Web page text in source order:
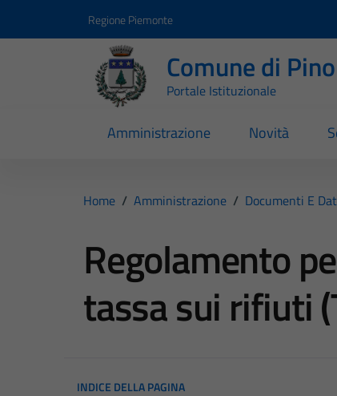
Regione Piemonte
Comune di
Portale Istituzionale
Amministrazione Novità
Home / Amministrazione / Documenti E
Regolamento
tassa sui rifiuti
INDICE DELLA PAGINA